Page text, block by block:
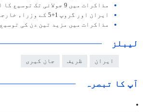
مذاکرات میں 9 جولائی تک توسیع کا امکان
ایران اور گروپ 1+5 کے وزراء خارجہ کا دوسرا اجلاس
مذاکرات میں مزيد تین دن کی توسیع
لیبلز
ایران ظریف جان کیری
آپ کا تبصرہ